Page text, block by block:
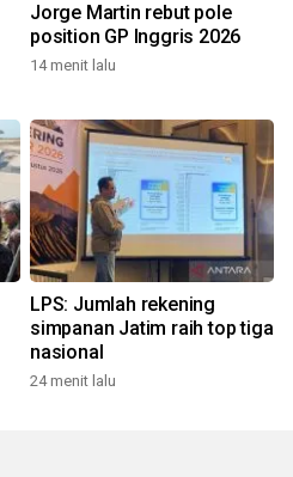
Jorge Martin rebut pole
position GP Inggris 2026
14 menit lalu
LPS: Jumlah rekening
simpanan Jatim raih top tiga
nasional
24 menit lalu